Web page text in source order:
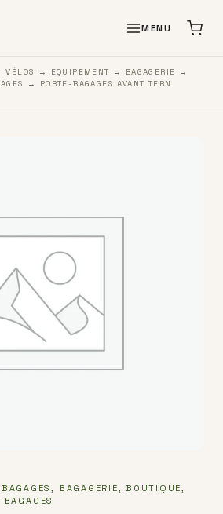
MENU
VÉLOS → EQUIPEMENT → BAGAGERIE
→
→ PORTE-BAGAGES AVANT TERN
, BAGAGERIE, BOUTIQUE,
BAGAGES